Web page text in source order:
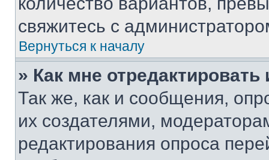
свяжитесь с
Вернуться к началу
» Как мне
Так же, как и сообщения,
их создателями,
редактирования опроса